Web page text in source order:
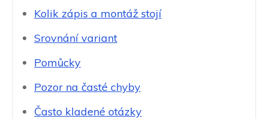
Kolik zápis a montáž stojí
Srovnání variant
Pomůcky
Pozor na časté chyby
Často kladené otázky